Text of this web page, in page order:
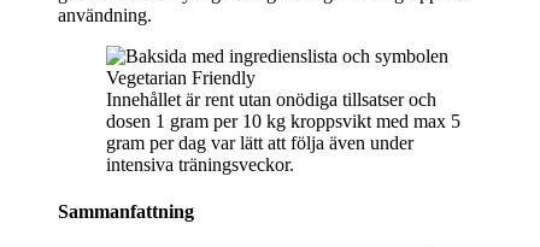
användning.
Innehållet är rent utan onödiga tillsatser och
dosen 1 gram per 10 kg kroppsvikt med max 5
gram per dag var lätt att följa även under
intensiva träningsveckor.
Sammanfattning